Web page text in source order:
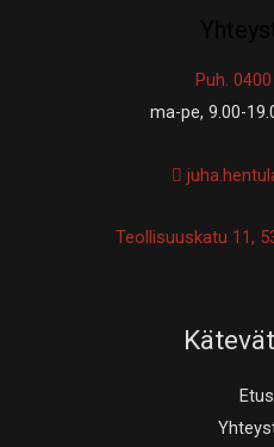
Puh.
ma-pe, 9.00-
Teollisuuskatu 11,